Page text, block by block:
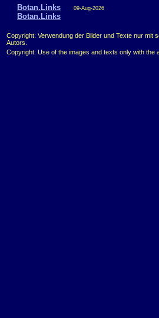
Botan.Links
Botan.Links
09-Aug-2026
Copyright: Verwendung der Bilder und Texte nur mit
Autors.
Copyright: Use of the images and texts only with the